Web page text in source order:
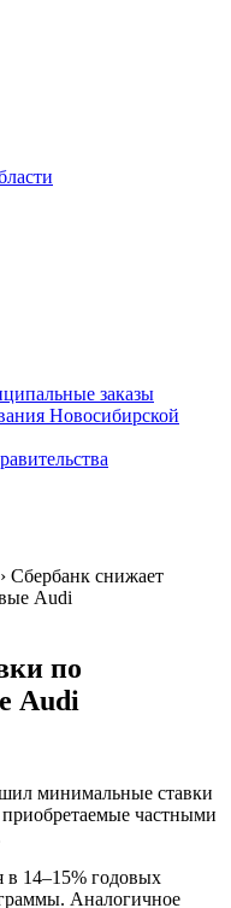
заказы
Новосибирской
› Сбербанк снижает
Audi
по
Audi
минимальные ставки
частными
14–15% годовых
Аналогичное